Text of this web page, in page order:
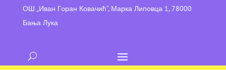
ОШ „Иван Горан Ковачић“, Марка Липовца 1, 78000
Бања Лука